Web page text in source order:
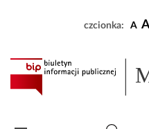
czcionka: A